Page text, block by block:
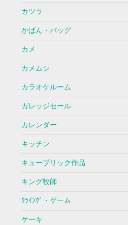
カツラ
かばん・バッグ
カメ
カメムシ
カラオケルーム
ガレッジセール
カレンダー
キッチン
キューブリック作品
キング牧師
ｸﾗｲﾝｸﾞ・ゲーム
ケーキ